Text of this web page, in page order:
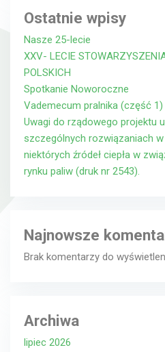
Ostatnie wpisy
Nasze 25-lecie
XXV- LECIE
POLSKICH
Spotkanie Noworoczne
Vademecum pralnika (część 1)
Uwagi do rządowego projektu
szczególnych rozwiązaniach
niektórych źródeł ciepła w
rynku paliw (druk nr 2543).
Najnowsze
Brak komentarzy do
Archiwa
lipiec 2026